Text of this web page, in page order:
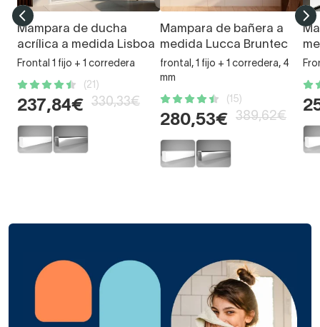
Mampara de ducha
acrílica a medida Lisboa
Frontal 1 fijo + 1 corredera
(21)
237,84€ 330,33€
Mampara de bañera a
medida Lucca Bruntec
frontal, 1 fijo + 1 corredera, 4
mm
(15)
280,53€ 389,62€